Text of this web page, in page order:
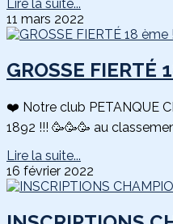
Lire la suite...
11 mars 2022
GROSSE FIERTÉ
❤️ Notre club PETANQUE
1892 !!! 🥳🥳🥳 au
Lire la suite...
16 février 2022